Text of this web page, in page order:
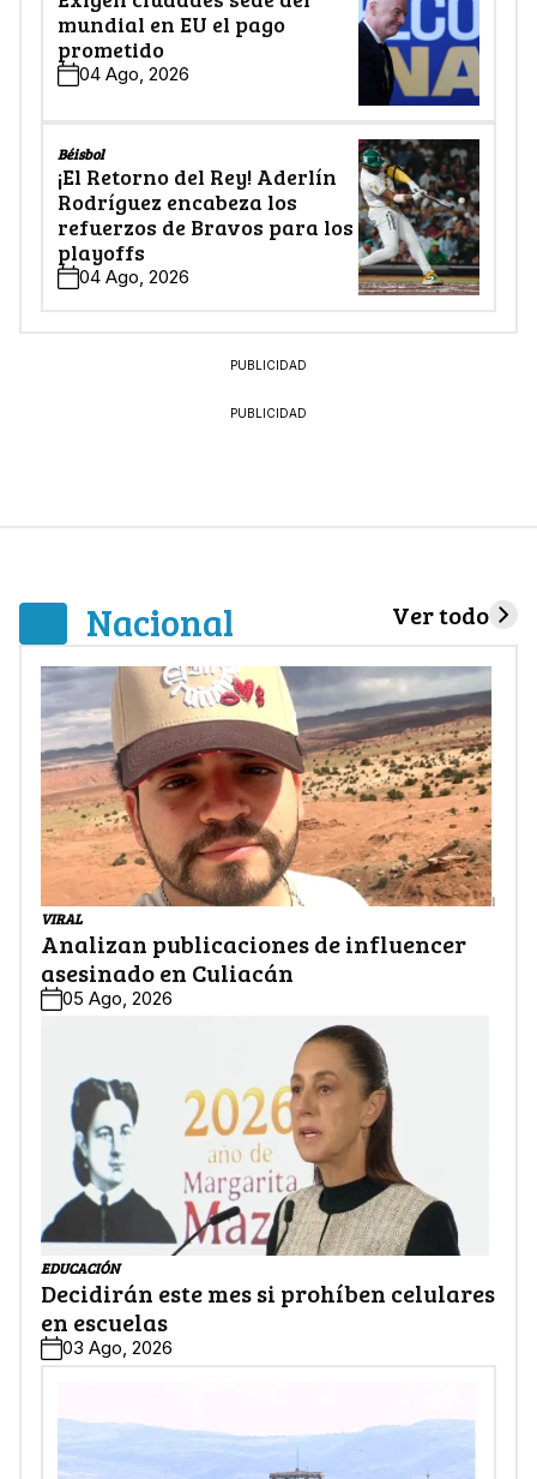
mundial en EU el pago
prometido
04 Ago, 2026
Béisbol
¡El Retorno del Rey! Aderlín
Rodríguez encabeza los
refuerzos de Bravos para los
playoffs
04 Ago, 2026
PUBLICIDAD
PUBLICIDAD
Nacional Ver todo
VIRAL
Analizan publicaciones de influencer
asesinado en Culiacán
05 Ago, 2026
EDUCACIÓN
Decidirán este mes si prohíben celulares
en escuelas
03 Ago, 2026